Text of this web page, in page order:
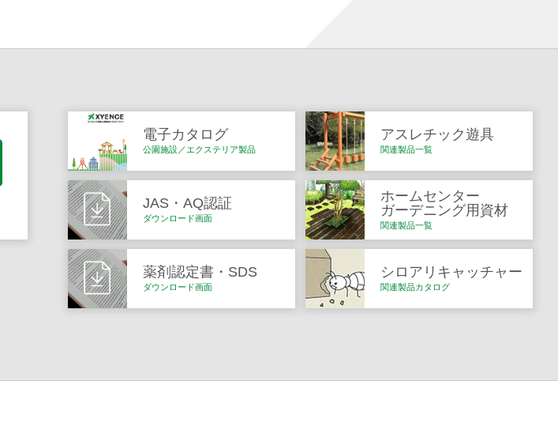
電子カタログ
公園施設／エクステリア製品
アスレチック遊具
関連製品一覧
JAS・AQ認証
ダウンロード画面
ホームセンター
ガーデニング用資材
関連製品一覧
薬剤認定書・SDS
ダウンロード画面
シロアリキャッチャー
関連製品カタログ